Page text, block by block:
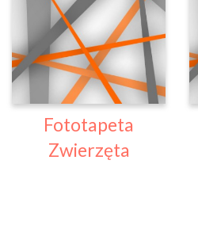
Fototapeta
Zwierzęta